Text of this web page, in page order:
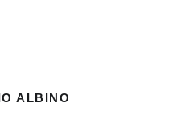
ALBINO